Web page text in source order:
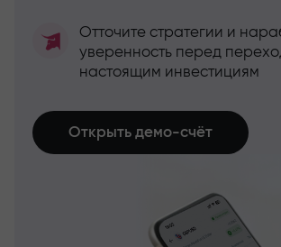
Отточите стратегии и
уверенность перед
настоящим инвестициям
Открыть демо-счёт